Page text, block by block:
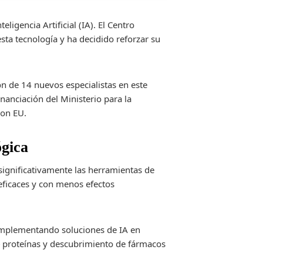
Artificial (IA). El Centro
tecnología y ha decidido reforzar su
de 14 nuevos especialistas en este
del Ministerio para la
EU.
las herramientas de
y con menos efectos
soluciones de IA en
y descubrimiento de fármacos